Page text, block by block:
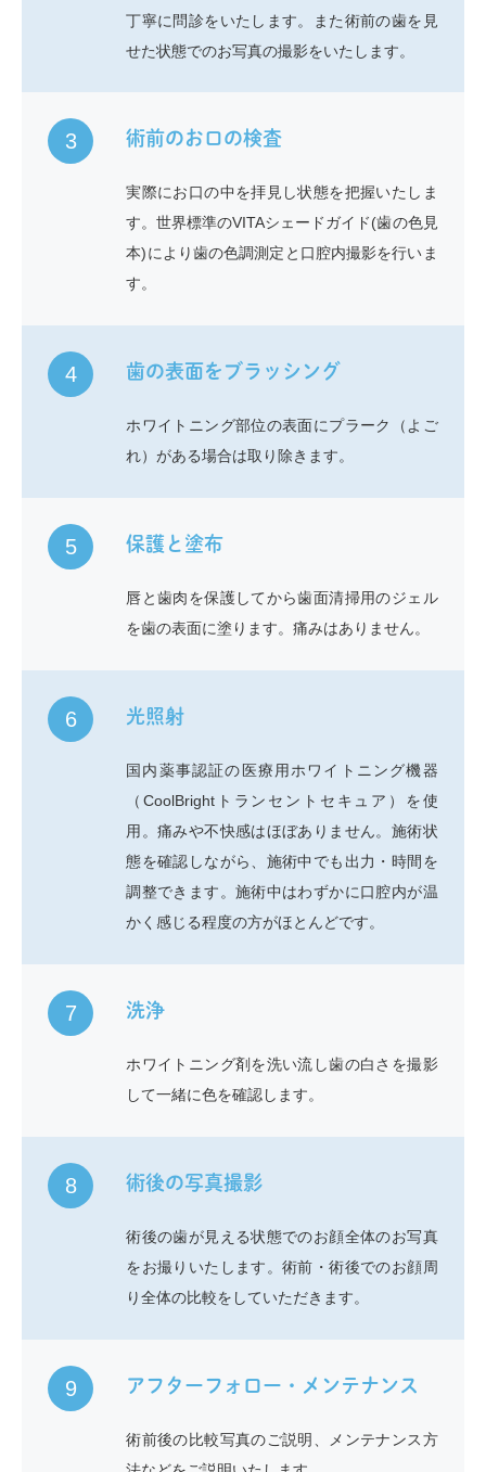
丁寧に問診をいたします。また術前の歯を見
せた状態でのお写真の撮影をいたします。
3 術前のお口の検査
実際にお口の中を拝見し状態を把握いたしま
す。世界標準のVITAシェードガイド(歯の色見
本)により歯の色調測定と口腔内撮影を行いま
す。
4 歯の表面をブラッシング
ホワイトニング部位の表面にプラーク（よご
れ）がある場合は取り除きます。
5 保護と塗布
唇と歯肉を保護してから歯面清掃用のジェル
を歯の表面に塗ります。痛みはありません。
6 光照射
国内薬事認証の医療用ホワイトニング機器
（CoolBrightトランセントセキュア）を使
用。痛みや不快感はほぼありません。施術状
態を確認しながら、施術中でも出力・時間を
調整できます。施術中はわずかに口腔内が温
かく感じる程度の方がほとんどです。
7 洗浄
ホワイトニング剤を洗い流し歯の白さを撮影
して一緒に色を確認します。
8 術後の写真撮影
術後の歯が見える状態でのお顔全体のお写真
をお撮りいたします。術前・術後でのお顔周
り全体の比較をしていただきます。
9 アフターフォロー・メンテナンス
術前後の比較写真のご説明、メンテナンス方